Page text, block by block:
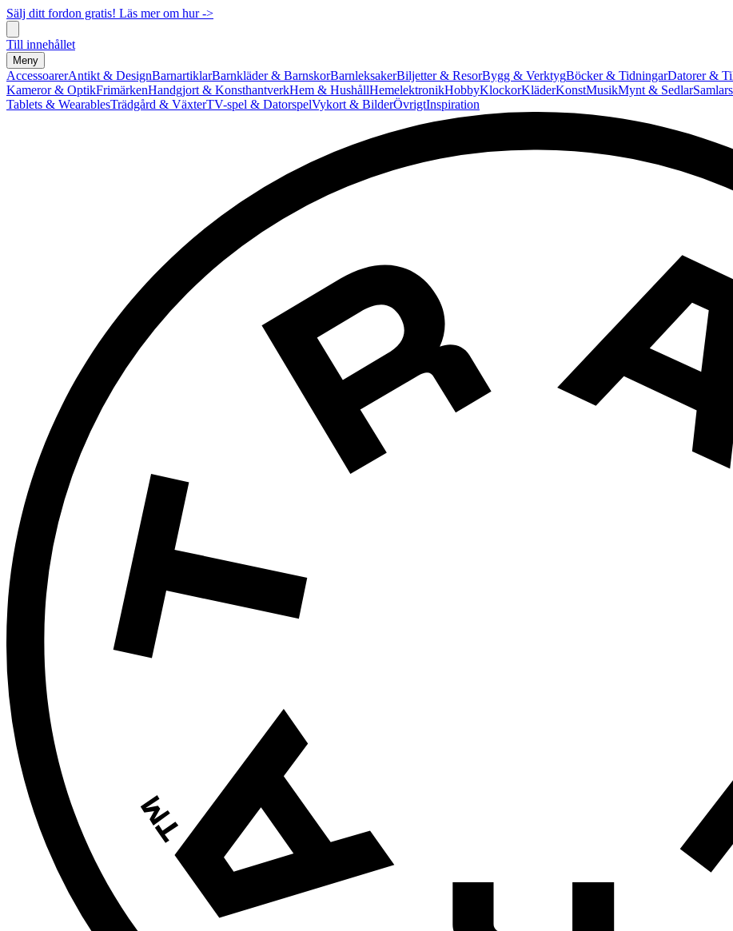
Sälj ditt fordon gratis! Läs mer om hur ->
Till innehållet
Meny
AccessoarerAntikt & DesignBarnartiklarBarnkläder & BarnskorBarnleksakerBiljetter & ResorBygg & VerktygBöcker & TidningarDatorer &
Kameror & OptikFrimärkenHandgjort & KonsthantverkHem & HushållHemelektronikHobbyKlockorKläderKonstMusikMynt & Sedlar
Tablets & WearablesTrädgård & VäxterTV-spel & DatorspelVykort & BilderÖvrigtInspiration